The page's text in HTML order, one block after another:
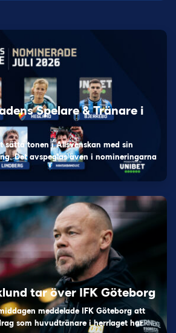
Spelare & Tränare i
sätta tonen i Allsvenskan med sin
Det avspeglas även i nomineringarna
tar över IFK Göteborg
meddelade IFK Göteborg att
som huvudtränare i herrlaget har